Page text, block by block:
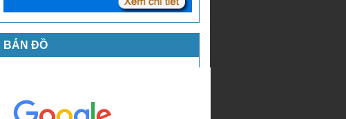
BẢN ĐỒ